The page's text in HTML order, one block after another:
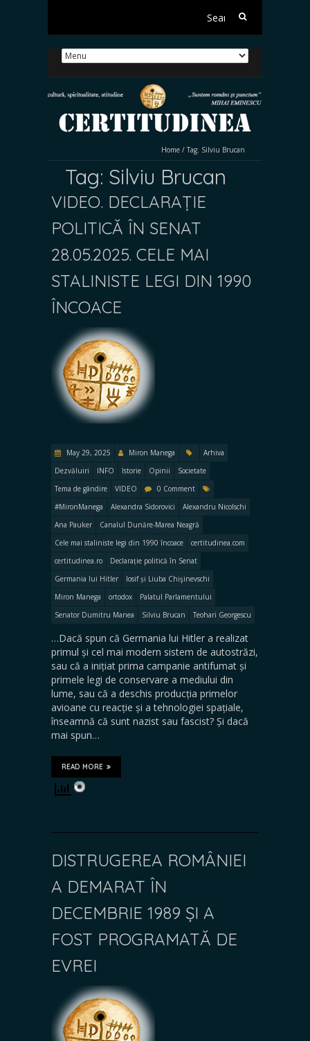
Search
Home / Tag: Silviu Brucan
Tag: Silviu Brucan
VIDEO. DECLARAȚIE
POLITICĂ ÎN SENAT
28.05.2025. CELE MAI
STALINISTE LEGI DIN 1990
ÎNCOACE
May 29, 2025 Miron Manega
Arhiva
Dezvăluiri
INFO Istorie Opinii
Societate
Tema de gândire
VIDEO
0 Comment
#MironManega
Alexandra Sidorovici
Alexandru Nicolschi
Ana Pauker
Canalul Dunăre-Marea Neagră
Cele mai staliniste legi din 1990 încoace
certitudinea.com
certitudinea.ro
Declarație politică în Senat
Germania lui Hitler
Iosif și Liuba Chişinevschi
Miron Manega
ortodox
Palatul Parlamentului
Senator Dumitru Manea
Silviu Brucan Teohari Georgescu
…Dacă spun că Germania lui Hitler a realizat
primul și cel mai modern sistem de autostrăzi,
sau că a inițiat prima campanie antifumat și
primele legi de conservare a mediului din
lume, sau că a deschis producția primelor
avioane cu reacție și a tehnologiei spațiale,
înseamnă că sunt nazist sau fascist? Și dacă
mai spun…
READ MORE
DISTRUGEREA ROMÂNIEI
A DEMARAT ÎN
DECEMBRIE 1989 ȘI A
FOST PROGRAMATĂ DE
EVREI